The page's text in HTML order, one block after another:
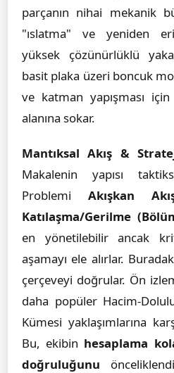
parçanın nihai mekanik
"ıslatma" ve yeniden
yüksek çözünürlüklü
basit plaka üzeri boncuk
ve katman yapışması
alanına sokar.
Mantıksal Akış &
Makalenin yapısı
Problemi Akışkan
Katılaşma/Gerilme
en yönetilebilir ancak
aşamayı ele alırlar.
çerçeveyi doğrular. Ön
daha popüler Hacim-
Kümesi yaklaşımlarına
Bu, ekibin hesaplama
doğruluğunu